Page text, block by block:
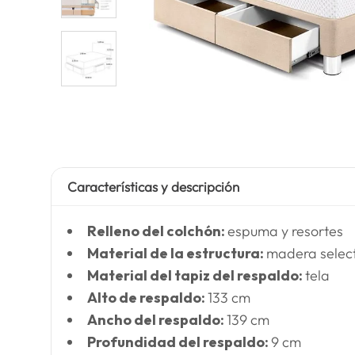
Características y descripción
Relleno del colchón:espuma y resortes
Material de la estructura: madera
Material del tapiz del respaldo:tela
Alto de respaldo:133 cm
Ancho del respaldo:139 cm
Profundidad del respaldo:9 cm